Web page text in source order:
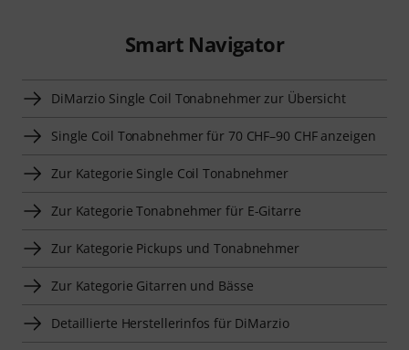
Smart Navigator
DiMarzio Single Coil Tonabnehmer zur Übersicht
Single Coil Tonabnehmer für 70 CHF–90 CHF anzeigen
Zur Kategorie Single Coil Tonabnehmer
Zur Kategorie Tonabnehmer für E-Gitarre
Zur Kategorie Pickups und Tonabnehmer
Zur Kategorie Gitarren und Bässe
Detaillierte Herstellerinfos für DiMarzio